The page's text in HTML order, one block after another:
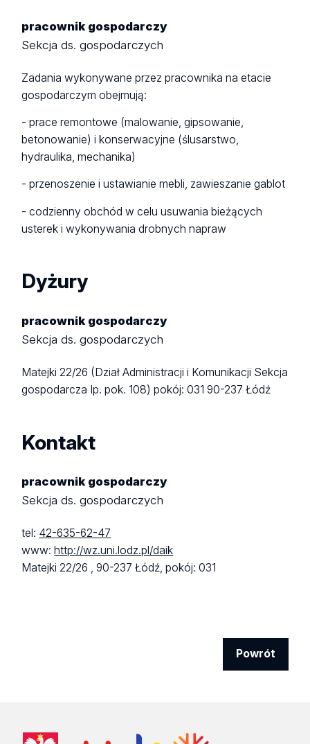
pracownik gospodarczy
Sekcja ds. gospodarczych
Zadania wykonywane przez pracownika na etacie
gospodarczym obejmują:
- prace remontowe (malowanie, gipsowanie,
betonowanie) i konserwacyjne (ślusarstwo,
hydraulika, mechanika)
- przenoszenie i ustawianie mebli, zawieszanie gablot
- codzienny obchód w celu usuwania bieżących
usterek i wykonywania drobnych napraw
Dyżury
pracownik gospodarczy
Sekcja ds. gospodarczych
Matejki 22/26 (Dział Administracji i Komunikacji Sekcja
gospodarcza Ip. pok. 108)pokój: 03190-237 Łódź
Kontakt
pracownik gospodarczy
Sekcja ds. gospodarczych
tel: 42-635-62-47
www:http://wz.uni.lodz.pl/daik
Matejki 22/26 ,90-237 Łódź,pokój: 031
Powrót